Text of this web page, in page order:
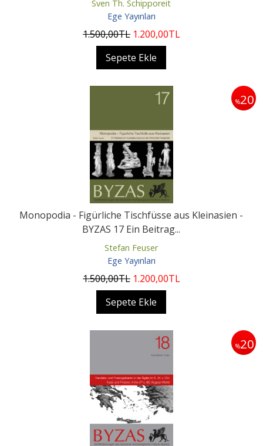
Sven Th. Schipporeit
Ege Yayınları
1.500,00TL 1.200,00TL
Sepete Ekle
%20
Monopodia - Figürliche Tischfüsse aus Kleinasien -
BYZAS 17 Ein Beitrag...
Stefan Feuser
Ege Yayınları
1.500,00TL 1.200,00TL
Sepete Ekle
%20